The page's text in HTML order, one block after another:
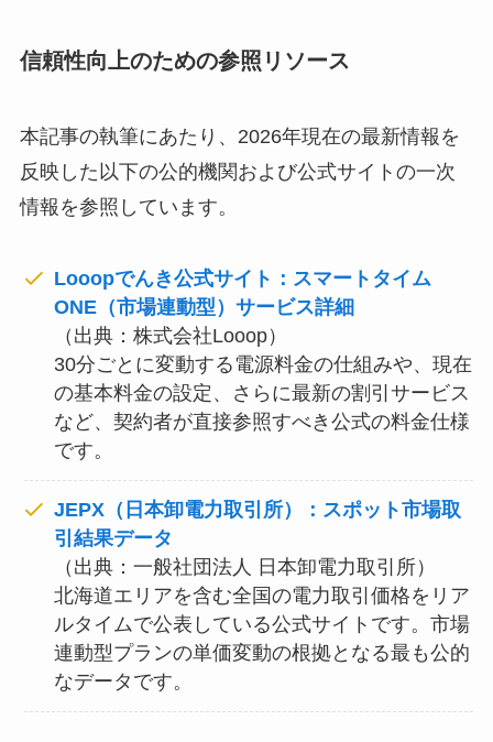
信頼性向上のための参照リソース
本記事の執筆にあたり、2026年現在の最新情報を
反映した以下の公的機関および公式サイトの一次
情報を参照しています。
Looopでんき公式サイト：スマートタイム
ONE（市場連動型）サービス詳細
（出典：株式会社Looop）
30分ごとに変動する電源料金の仕組みや、現在
の基本料金の設定、さらに最新の割引サービス
など、契約者が直接参照すべき公式の料金仕様
です。
JEPX（日本卸電力取引所）：スポット市場取
引結果データ
（出典：一般社団法人 日本卸電力取引所）
北海道エリアを含む全国の電力取引価格をリア
ルタイムで公表している公式サイトです。市場
連動型プランの単価変動の根拠となる最も公的
なデータです。